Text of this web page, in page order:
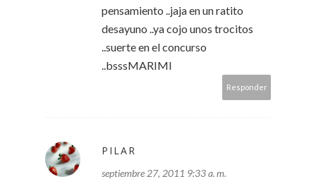
pensamiento ..jaja en un ratito
desayuno ..ya cojo unos trocitos
..suerte en el concurso
..bsssMARIMI
Responder
PILAR
septiembre 27, 2011 9:33 a. m.